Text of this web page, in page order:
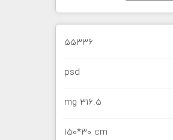
55336
psd
316.5 mg
150*30 cm